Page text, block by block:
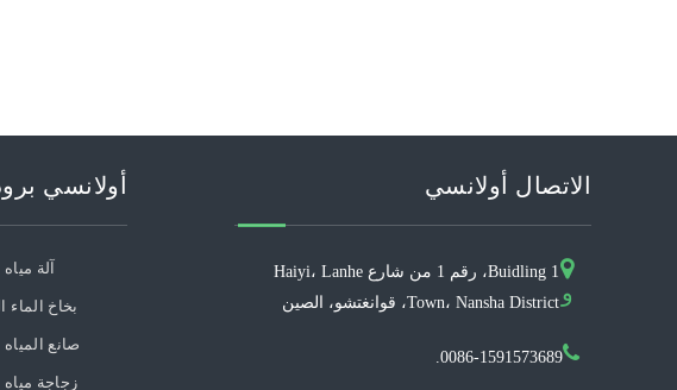
أولانسي
آلة
بخاخ الماء
صانع
زجاجة مياه
الاتصال أولانسي
و
Buidling 1، رقم 1 من شارع Haiyi، Lanhe
Town، Nansha District، قوانغتشو، الصين
0086-1591573689.